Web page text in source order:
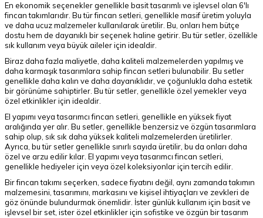
En ekonomik seçenekler genellikle basit tasarımlı ve işlevsel olan 6'lı
fincan takımlarıdır. Bu tür fincan setleri, genellikle masif üretim yoluyla
ve daha ucuz malzemeler kullanılarak üretilir. Bu, onları hem bütçe
dostu hem de dayanıklı bir seçenek haline getirir. Bu tür setler, özellikle
sık kullanım veya büyük aileler için idealdir.
Biraz daha fazla maliyetle, daha kaliteli malzemelerden yapılmış ve
daha karmaşık tasarımlara sahip fincan setleri bulunabilir. Bu setler
genellikle daha kalın ve daha dayanıklıdır, ve çoğunlukla daha estetik
bir görünüme sahiptirler. Bu tür setler, genellikle özel yemekler veya
özel etkinlikler için idealdir.
El yapımı veya tasarımcı fincan setleri, genellikle en yüksek fiyat
aralığında yer alır. Bu setler, genellikle benzersiz ve özgün tasarımlara
sahip olup, sık sık daha yüksek kaliteli malzemelerden üretilirler.
Ayrıca, bu tür setler genellikle sınırlı sayıda üretilir, bu da onları daha
özel ve arzu edilir kılar. El yapımı veya tasarımcı fincan setleri,
genellikle hediyeler için veya özel koleksiyonlar için tercih edilir.
Bir fincan takımı seçerken, sadece fiyatını değil, aynı zamanda takımın
malzemesini, tasarımını, markasını ve kişisel ihtiyaçları ve zevkleri de
göz önünde bulundurmak önemlidir. İster günlük kullanım için basit ve
işlevsel bir set, ister özel etkinlikler için sofistike ve özgün bir tasarım